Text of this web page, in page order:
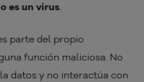
es un virus.
parte del propio
función maliciosa. No
datos y no interactúa con